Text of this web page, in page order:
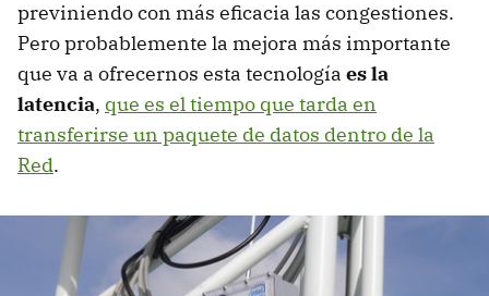
previniendo con más eficacia las congestiones.
Pero probablemente la mejora más importante
que va a ofrecernos esta tecnología es la
latencia, que es el tiempo que tarda en
transferirse un paquete de datos dentro de la
Red.